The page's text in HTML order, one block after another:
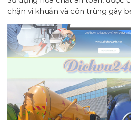
chặn vi khuẩn và côn trùng gây